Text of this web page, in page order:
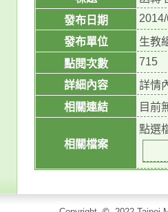
發布日期
發布單位
生教
點閱次數
715
詳細內容
詳情
相關連結
目前
相關檔案
點選